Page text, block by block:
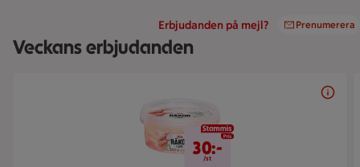
Erbjudanden på mejl? Prenumerera
Veckans erbjudanden
30 kr/st
30:-
/st